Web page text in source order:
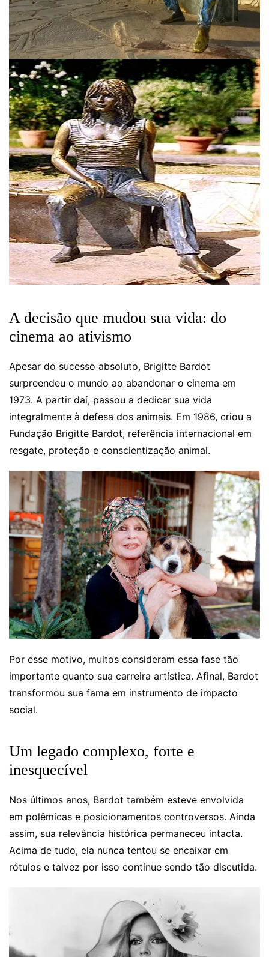
A decisão que mudou sua vida: do
cinema ao ativismo
Apesar do sucesso absoluto, Brigitte Bardot
surpreendeu o mundo ao abandonar o cinema em
1973. A partir daí, passou a dedicar sua vida
integralmente à defesa dos animais. Em 1986, criou a
Fundação Brigitte Bardot, referência internacional em
resgate, proteção e conscientização animal.
Por esse motivo, muitos consideram essa fase tão
importante quanto sua carreira artística. Afinal, Bardot
transformou sua fama em instrumento de impacto
social.
Um legado complexo, forte e
inesquecível
Nos últimos anos, Bardot também esteve envolvida
em polêmicas e posicionamentos controversos. Ainda
assim, sua relevância histórica permaneceu intacta.
Acima de tudo, ela nunca tentou se encaixar em
rótulos e talvez por isso continue sendo tão discutida.